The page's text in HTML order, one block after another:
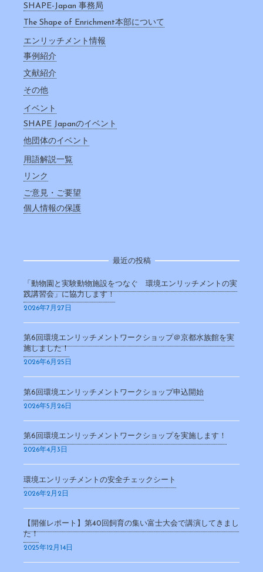
SHAPE-Japan 事務局
The Shape of Enrichment本部について
エンリッチメント情報
事例紹介
文献紹介
その他
イベント
SHAPE Japanのイベント
他団体のイベント
用語解説一覧
リンク
ご意見・ご要望
個人情報の保護
最近の投稿
「動物園と実験動物施設をつなぐ 環境エンリッチメントの実
践講習会」に協力します！
2026年7月27日
第6回環境エンリッチメントワークショップ＠京都水族館を実
施しました！
2026年6月25日
第6回環境エンリッチメントワークショップ申込開始
2026年5月26日
第6回環境エンリッチメントワークショップを実施します！
2026年4月3日
環境エンリッチメントの安全チェックシート
2026年2月2日
【開催レポート】第40回飼育の集い富士大会で講演してきまし
た！
2025年12月14日